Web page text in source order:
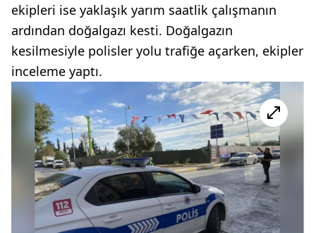
ekipleri ise yaklaşık yarım saatlik çalışmanın
ardından doğalgazı kesti. Doğalgazın
kesilmesiyle polisler yolu trafiğe açarken, ekipler
inceleme yaptı.